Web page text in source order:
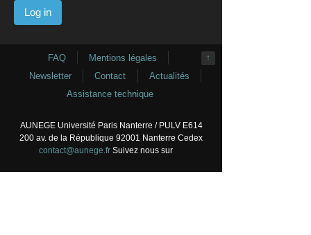
↑
FAQ
Mentions légales
Newsletter
Contact
Actualités
Assistance technique
AUNEGE Université Paris Nanterre / PULV E614
200 av. de la République 92001 Nanterre Cedex
contact@aunege.frSuivez nous sur